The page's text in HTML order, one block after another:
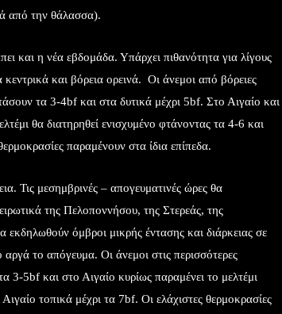
από την θάλασσα).
και η νέα εβδομάδα. Υπάρχει πιθανότητα για λίγους
και βόρεια ορεινά. Οι άνεμοι από βόρειες
τα 3-4bf και στα δυτικά μέχρι 5bf. Στο Αιγαίο και
θα διατηρηθεί ενισχυμένο φτάνοντας τα 4-6 και
παραμένουν στα ίδια επίπεδα.
Τις μεσημβρινές – απογευματινές ώρες θα
της Πελοποννήσου, της Στερεάς, της
όμβροι μικρής έντασης και διάρκειας σε
το απόγευμα. Οι άνεμοι στις περισσότερες
3-5bf και στο Αιγαίο κυρίως παραμένει το μελτέμι
τοπικά μέχρι τα 7bf. Οι ελάχιστες θερμοκρασίες